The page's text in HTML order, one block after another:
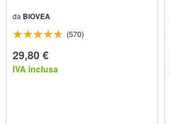
da BIOVEA
(570)
29,80 €
IVA inclusa